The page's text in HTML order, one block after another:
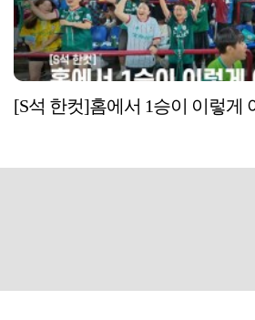
[S석 한컷]홈에서 1승이 이렇게